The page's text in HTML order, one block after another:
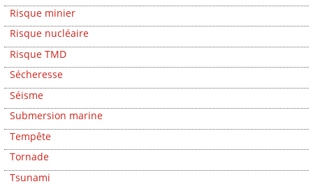
Risque minier
Risque nucléaire
Risque TMD
Sécheresse
Séisme
Submersion marine
Tempête
Tornade
Tsunami